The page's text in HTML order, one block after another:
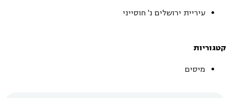
עיריית ירושלים נ' חוסייני
קטגוריות
מיסים